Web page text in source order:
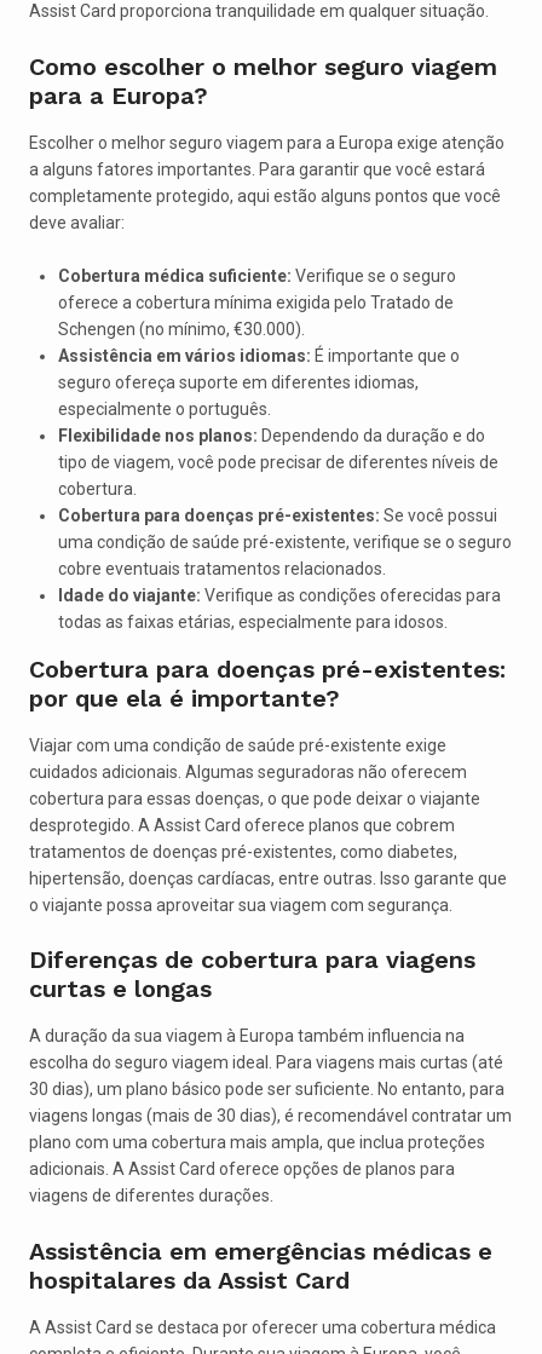
Assist Card proporciona tranquilidade em qualquer situação.
Como escolher o melhor seguro viagem
para a Europa?
Escolher o melhor seguro viagem para a Europa exige atenção
a alguns fatores importantes. Para garantir que você estará
completamente protegido, aqui estão alguns pontos que você
deve avaliar:
Cobertura médica suficiente: Verifique se o seguro
oferece a cobertura mínima exigida pelo Tratado de
Schengen (no mínimo, €30.000).
Assistência em vários idiomas: É importante que o
seguro ofereça suporte em diferentes idiomas,
especialmente o português.
Flexibilidade nos planos: Dependendo da duração e do
tipo de viagem, você pode precisar de diferentes níveis de
cobertura.
Cobertura para doenças pré-existentes: Se você possui
uma condição de saúde pré-existente, verifique se o seguro
cobre eventuais tratamentos relacionados.
Idade do viajante: Verifique as condições oferecidas para
todas as faixas etárias, especialmente para idosos.
Cobertura para doenças pré-existentes:
por que ela é importante?
Viajar com uma condição de saúde pré-existente exige
cuidados adicionais. Algumas seguradoras não oferecem
cobertura para essas doenças, o que pode deixar o viajante
desprotegido. A Assist Card oferece planos que cobrem
tratamentos de doenças pré-existentes, como diabetes,
hipertensão, doenças cardíacas, entre outras. Isso garante que
o viajante possa aproveitar sua viagem com segurança.
Diferenças de cobertura para viagens
curtas e longas
A duração da sua viagem à Europa também influencia na
escolha do seguro viagem ideal. Para viagens mais curtas (até
30 dias), um plano básico pode ser suficiente. No entanto, para
viagens longas (mais de 30 dias), é recomendável contratar um
plano com uma cobertura mais ampla, que inclua proteções
adicionais. A Assist Card oferece opções de planos para
viagens de diferentes durações.
Assistência em emergências médicas e
hospitalares da Assist Card
A Assist Card se destaca por oferecer uma cobertura médica